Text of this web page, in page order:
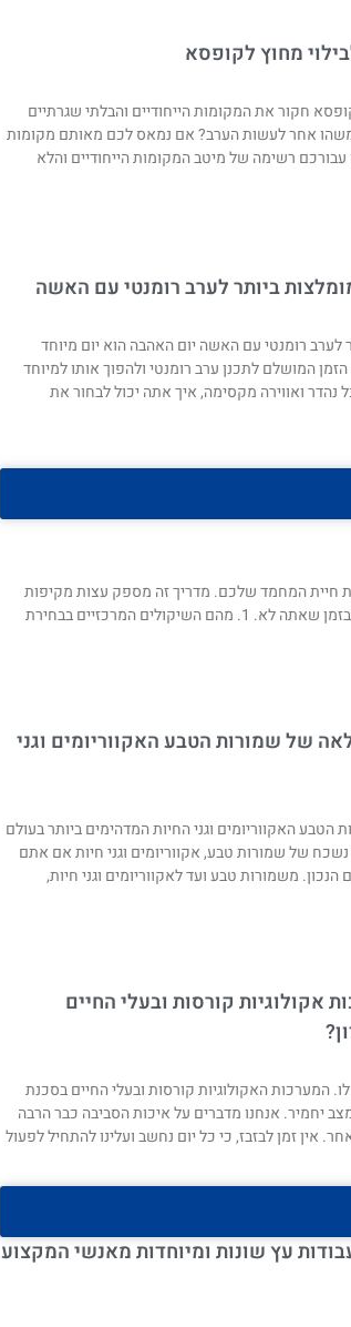
מחוץ לקופסא
חקור את המקומות הייחודיים והבלתי שגרתיים
משהו אחר לעשות הערב? אם נמאס לכם מאותם מקומות
רשימה של מיטב המקומות הייחודיים והלא
ביותר לערב רומנטי עם האשה
רומנטי עם האשה יום האהבה הוא יום מיוחד
המושלם לתכנן ערב רומנטי ולהפוך אותו למיוחד
ואווירה מקסימה, איך אתה יכול לבחור את
חיית המחמד שלכם. מדריך זה מספק עצות מקיפות
כיצד להעריך שירותי פנסיון, להכין את הכלב שלך לחוויה ולהבטיח שצורכי חיית המחמד שלך ייענו כראוי בזמן שאתה לא. 1. מהם השיקולים המרכזיים בבחירת
של שמורות הטבע האקווריומים וגני
האקווריומים וגני החיות המדהימים ביותר בעולם
של שמורות טבע, אקווריומים וגני חיות אם אתם
משמורות טבע ועד לאקווריומים וגני חיות,
אקולוגיות קורסות ובעלי החיים
המערכות האקולוגיות קורסות ובעלי החיים בסכנת
יחמיר. אנחנו מדברים על איכות הסביבה כבר הרבה
אין זמן לבזבז, כי כל יום נחשב ועלינו להתחיל לפעול
עץ שונות ומיוחדות מאנשי המקצוע